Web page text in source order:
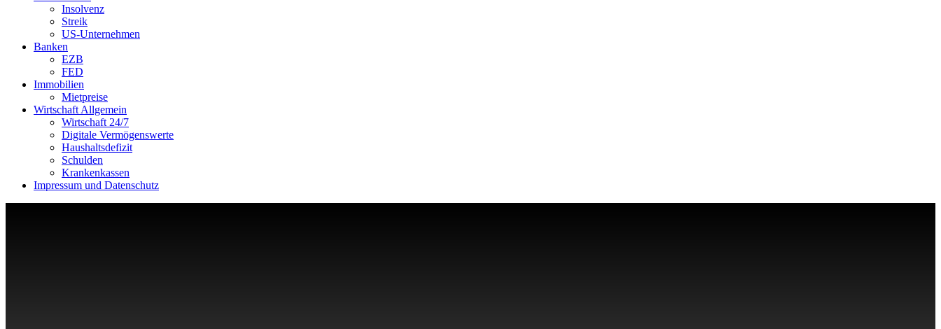
Insolvenz
Streik
US-Unternehmen
Banken
EZB
FED
Immobilien
Mietpreise
Wirtschaft Allgemein
Wirtschaft 24/7
Digitale Vermögenswerte
Haushaltsdefizit
Schulden
Krankenkassen
Impressum und Datenschutz